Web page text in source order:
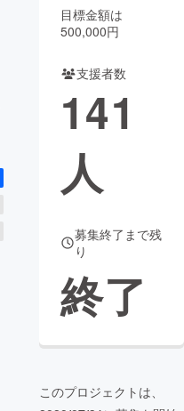
コミュニティ
目標金額は
500,000円
支援者数
141
人
募集終了まで残
り
終了
このプロジェクトは、